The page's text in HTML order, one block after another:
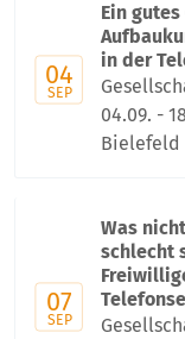
04
SEP
Ein
in der
04.09. -
Bielefeld
07
SEP
Was
schlecht